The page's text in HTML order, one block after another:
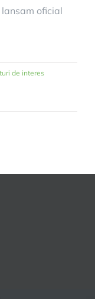
oficial
de interes